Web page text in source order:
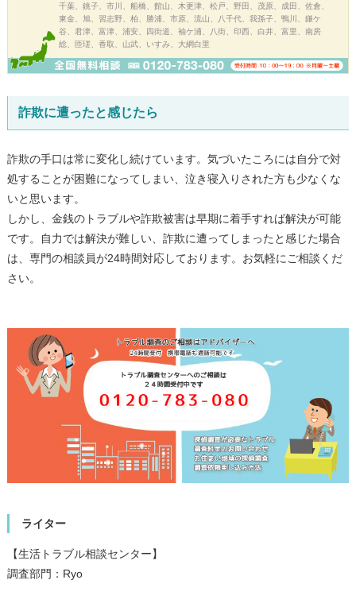
千葉、銚子、市川、船橋、館山、木更津、松戸、野田、茂原、成田、佐倉、
東金、旭、習志野、柏、勝浦、市原、流山、八千代、我孫子、鴨川、鎌ケ
谷、君津、富津、浦安、四街道、袖ケ浦、八街、印西、白井、富里、南房
総、匝瑳、香取、山武、いすみ、大網白里
詐欺に遭ったと感じたら
詐欺の手口は常に変化し続けています。気づいたころには自分で対
処することが困難になってしまい、泣き寝入りされた方も少なくな
いと思います。
しかし、金銭のトラブルや詐欺被害は早期に着手すれば解決が可能
です。自力では解決が難しい、詐欺に遭ってしまったと感じた場合
は、専門の相談員が24時間対応しております。お気軽にご相談くだ
さい。
ライター
【生活トラブル相談センター】
調査部門：Ryo